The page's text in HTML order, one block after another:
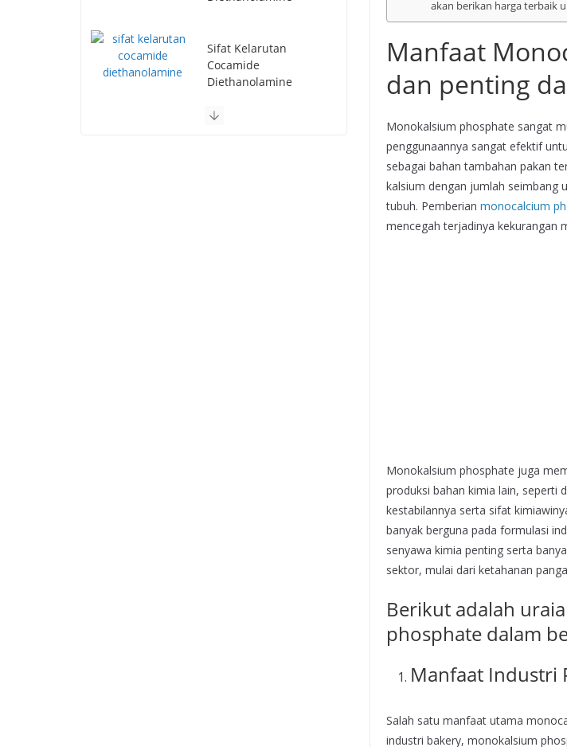
akan berikan harga terbaik
Manfaat
dan penting
Monokalsium phosphate sangat
penggunaannya sangat efektif
sebagai bahan tambahan pakan
kalsium dengan jumlah seimbang
tubuh. Pemberian monocalcium
mencegah terjadinya kekurangan
Monokalsium phosphate juga
produksi bahan kimia lain, seperti
kestabilannya serta sifat
banyak berguna pada formulasi
senyawa kimia penting serta
sektor, mulai dari ketahanan
Berikut adalah
phosphate dalam
Manfaat Industri
Salah satu manfaat utama
industri bakery, monokalsium
Sifat Kelarutan
Cocamide
Diethanolamine